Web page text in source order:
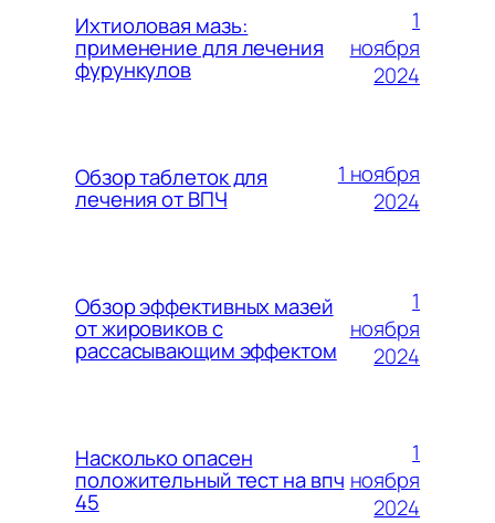
Ихтиоловая мазь:
применение для лечения
фурункулов
1
ноября
2024
Обзор таблеток для
лечения от ВПЧ
1 ноября
2024
Обзор эффективных мазей
от жировиков с
рассасывающим эффектом
1
ноября
2024
Насколько опасен
положительный тест на впч
45
1
ноября
2024